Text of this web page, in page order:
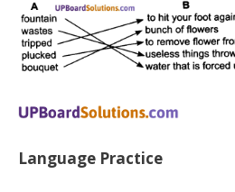
Language Practice